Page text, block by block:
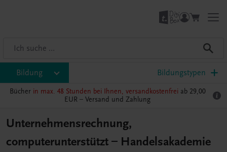
Bildung Bildungstypen
Bücher in max. 48 Stunden bei Ihnen, versandkostenfrei ab 29,00
EUR – Versand und Zahlung
Unternehmensrechnung,
computerunterstützt – Handelsakademie